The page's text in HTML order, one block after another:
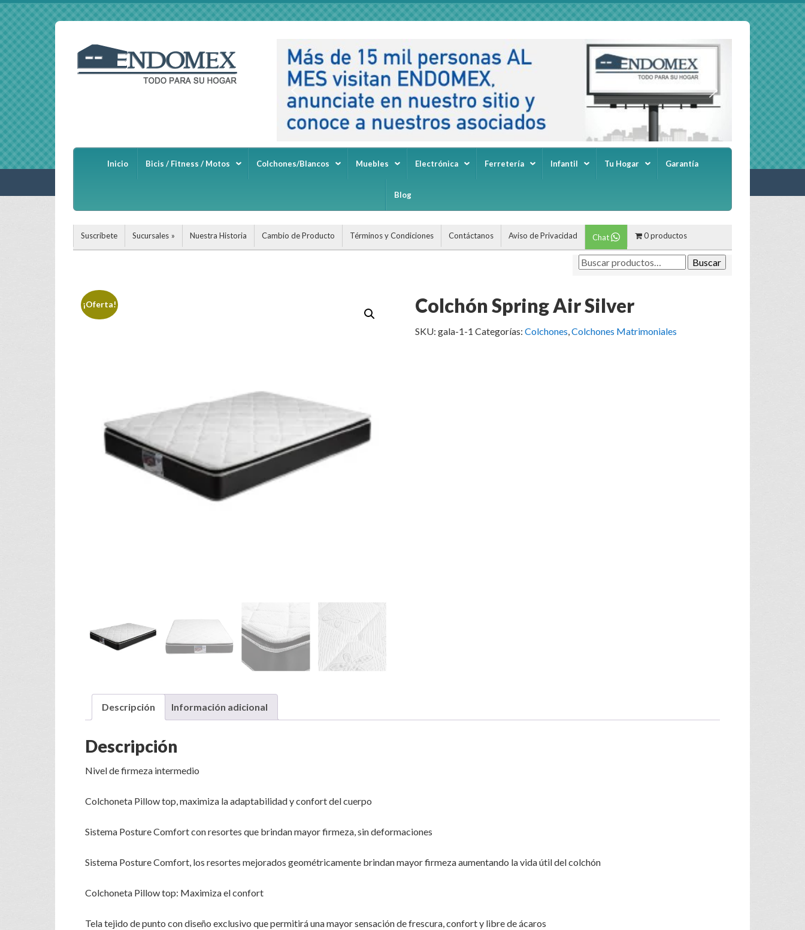
Inicio Bicis / Fitness / Motos Colchones/Blancos Muebles Electrónica Ferretería Infantil Tu Hogar Garantía
Blog
Suscríbete Sucursales Nuestra Historia Cambio de Producto Términos y Condiciones Contáctanos Aviso de Privacidad Chat 0 productos
Buscar
¡Oferta! Colchón Spring Air Silver
SKU:gala-1-1 Categorías:Colchones,Colchones Matrimoniales
Descripción Información adicional
Descripción
Nivel de firmeza intermedio
Colchoneta Pillow top, maximiza la adaptabilidad y confort del cuerpo
Sistema Posture Comfort con resortes que brindan mayor firmeza, sin deformaciones
Sistema Posture Comfort, los resortes mejorados geométricamente brindan mayor firmeza aumentando la vida útil del colchón
Colchoneta Pillow top: Maximiza el confort
Tela tejido de punto con diseño exclusivo que permitirá una mayor sensación de frescura, confort y libre de ácaros